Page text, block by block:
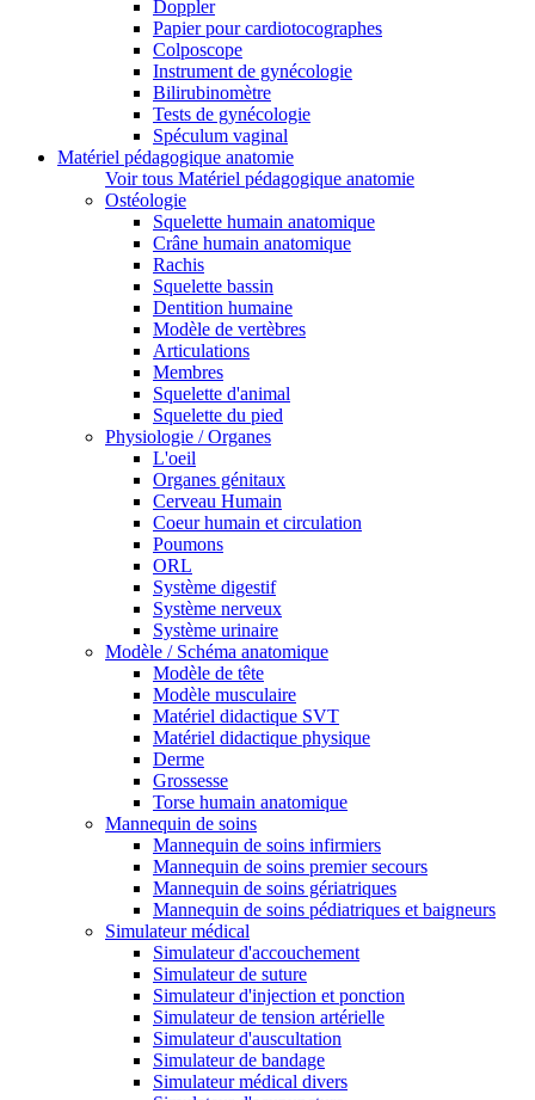
Doppler
Papier pour cardiotocographes
Colposcope
Instrument de gynécologie
Bilirubinomètre
Tests de gynécologie
Spéculum vaginal
Matériel pédagogique anatomie
Voir tous Matériel pédagogique anatomie
Ostéologie
Squelette humain anatomique
Crâne humain anatomique
Rachis
Squelette bassin
Dentition humaine
Modèle de vertèbres
Articulations
Membres
Squelette d'animal
Squelette du pied
Physiologie / Organes
L'oeil
Organes génitaux
Cerveau Humain
Coeur humain et circulation
Poumons
ORL
Système digestif
Système nerveux
Système urinaire
Modèle / Schéma anatomique
Modèle de tête
Modèle musculaire
Matériel didactique SVT
Matériel didactique physique
Derme
Grossesse
Torse humain anatomique
Mannequin de soins
Mannequin de soins infirmiers
Mannequin de soins premier secours
Mannequin de soins gériatriques
Mannequin de soins pédiatriques et baigneurs
Simulateur médical
Simulateur d'accouchement
Simulateur de suture
Simulateur d'injection et ponction
Simulateur de tension artérielle
Simulateur d'auscultation
Simulateur de bandage
Simulateur médical divers